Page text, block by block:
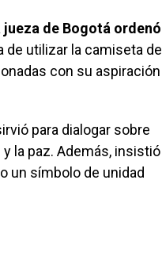
jueza de Bogotá ordenó
de utilizar la camiseta de
con su aspiración
para dialogar sobre
la paz. Además, insistió
un símbolo de unidad